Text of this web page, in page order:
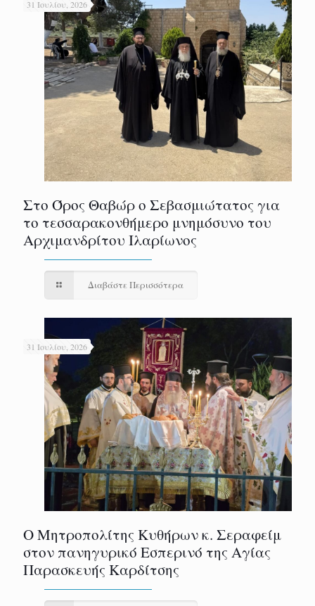
31 Ιουλίου, 2026
Στο Όρος Θαβώρ ο Σεβασμιώτατος για
το τεσσαρακονθήμερο μνημόσυνο του
Αρχιμανδρίτου Ιλαρίωνος
Διαβάστε Περισσότερα
31 Ιουλίου, 2026
Ο Μητροπολίτης Κυθήρων κ. Σεραφείμ
στον πανηγυρικό Εσπερινό της Αγίας
Παρασκευής Καρδίτσης